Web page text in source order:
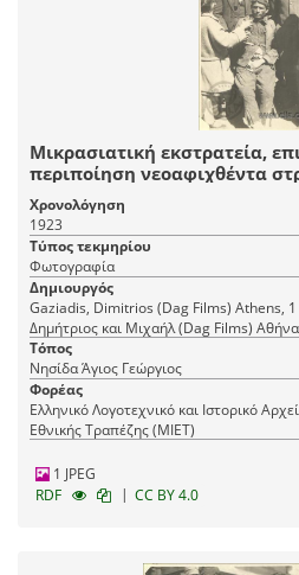
Μικρασιατική εκστρατεία,
περιποίηση νεοαφιχθέντα
Χρονολόγηση
1923
Τύπος τεκμηρίου
Φωτογραφία
Δημιουργός
Gaziadis, Dimitrios (Dag Films) Athens, 1 Mitropoleos Str., Γαζιάδης,
Δημήτριος
Τόπος
Νησίδα Άγιος Γεώργιος
Φορέας
Ελληνικό Λογοτεχνικό και Ιστορικό
Εθνικής Τραπέζης (ΜΙΕΤ)
1 JPEG
RDF
| CC BY 4.0